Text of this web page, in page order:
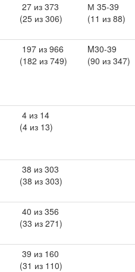
27 из 373
(25 из 306)
М 35-39
(11 из 88)
197 из 966
(182 из 749)
M30-39
(90 из 347)
4 из 14
(4 из 13)
38 из 303
(38 из 303)
40 из 356
(33 из 271)
39 из 160
(31 из 110)